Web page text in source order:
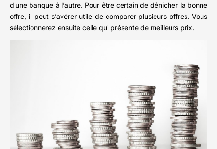
d’une banque à l’autre. Pour être certain de dénicher la bonne
offre, il peut s’avérer utile de comparer plusieurs offres. Vous
sélectionnerez ensuite celle qui présente de meilleurs prix.